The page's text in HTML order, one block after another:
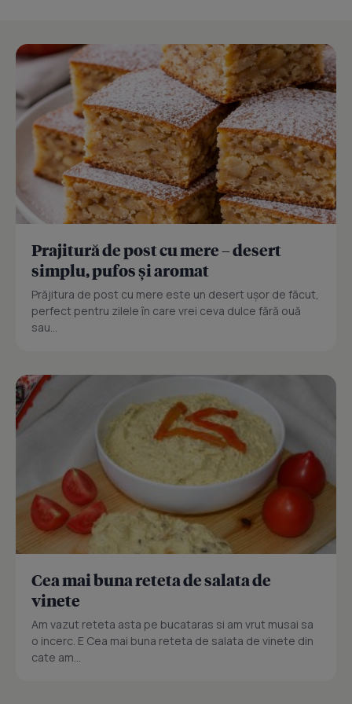
Prajitură de post cu mere – desert
simplu, pufos și aromat
Prăjitura de post cu mere este un desert ușor de făcut,
perfect pentru zilele în care vrei ceva dulce fără ouă
sau...
Cea mai buna reteta de salata de
vinete
Am vazut reteta asta pe bucataras si am vrut musai sa
o incerc. E Cea mai buna reteta de salata de vinete din
cate am...